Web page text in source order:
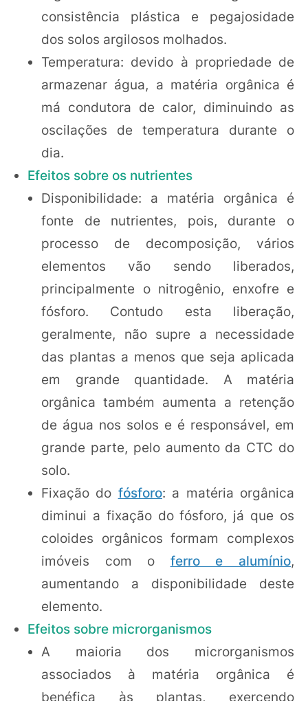
consistência plástica e pegajosidade
dos solos argilosos molhados.
Temperatura: devido à propriedade de
armazenar água, a matéria orgânica é
má condutora de calor, diminuindo as
oscilações de temperatura durante o
dia.
Efeitos sobre os nutrientes
Disponibilidade: a matéria orgânica é
fonte de nutrientes, pois, durante o
processo de decomposição, vários
elementos vão sendo liberados,
principalmente o nitrogênio, enxofre e
fósforo. Contudo esta liberação,
geralmente, não supre a necessidade
das plantas a menos que seja aplicada
em grande quantidade. A matéria
orgânica também aumenta a retenção
de água nos solos e é responsável, em
grande parte, pelo aumento da CTC do
solo.
Fixação do fósforo: a matéria orgânica
diminui a fixação do fósforo, já que os
coloides orgânicos formam complexos
imóveis com o ferro e alumínio,
aumentando a disponibilidade deste
elemento.
Efeitos sobre microrganismos
A maioria dos microrganismos
associados à matéria orgânica é
benéfica às plantas, exercendo